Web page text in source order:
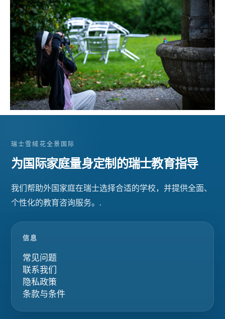
瑞士雪绒花全景国际
为国际家庭量身定制的瑞士教育指导
我们帮助外国家庭在瑞士选择合适的学校，并提供全面、
个性化的教育咨询服务。.
信息
常见问题
联系我们
隐私政策
条款与条件